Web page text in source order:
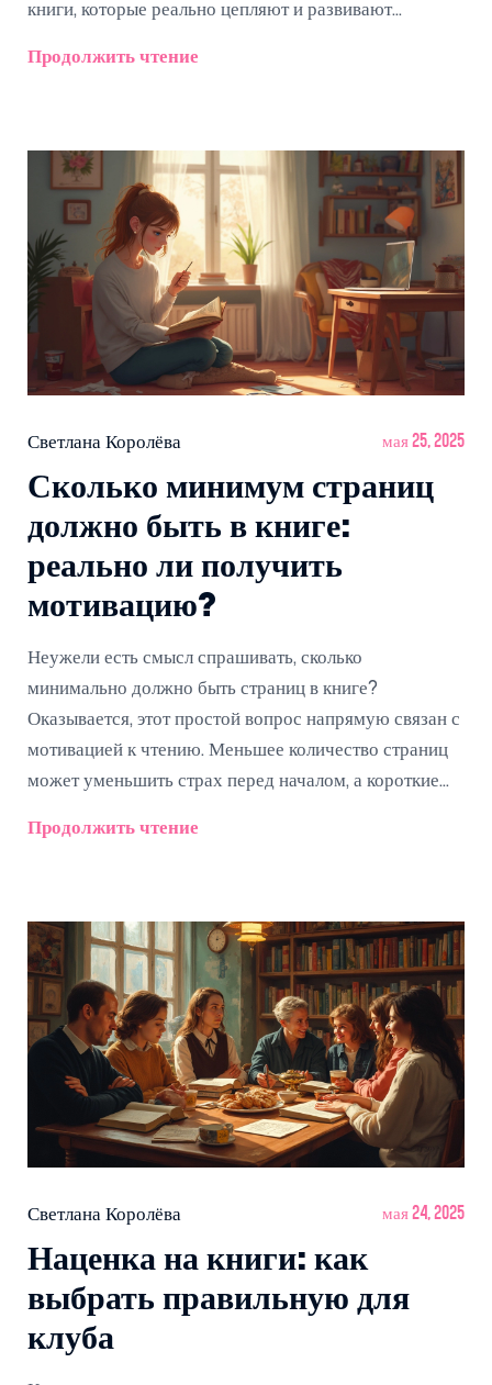
книги, которые реально цепляют и развивают
именно приключения держат детей в напряжении и
время на скучные поиск книжных новинок по
магазинам. Плюс бонус — маленькие хитрости, чтобы
ребенок точно дочитал книгу до конца.
Продолжить чтение
Светлана Королёва мая 25, 2025
Сколько минимум страниц
должно быть в книге:
реально ли получить
мотивацию?
Неужели есть смысл спрашивать, сколько
минимально должно быть страниц в книге?
Оказывается, этот простой вопрос напрямую связан с
мотивацией к чтению. Меньшее количество страниц
может уменьшить страх перед началом, а короткие
статье разберём, как минимальный объем книги
только цифры, но и реальные фишки, которые помогут
взять книгу в руки, даже если времени почти нет.
Продолжить чтение
Светлана Королёва мая 24, 2025
Наценка на книги: как
выбрать правильную для
клуба